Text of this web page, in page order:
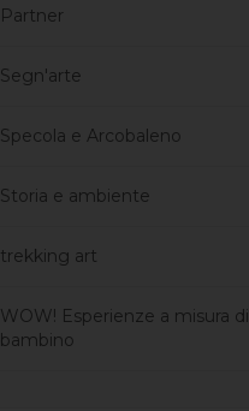
Partner
Segn'arte
Specola e Arcobaleno
Storia e ambiente
trekking art
WOW! Esperienze a misura di
bambino